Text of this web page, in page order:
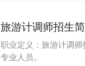
旅游计调师招生
职业定义：旅游计调
专业人员。